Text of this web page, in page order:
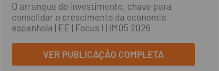
O arranque do investimento, chave para
consolidar o crescimento da economia
espanhola | EE | Focus I | IM05 2026
VER PUBLICAÇÃO COMPLETA